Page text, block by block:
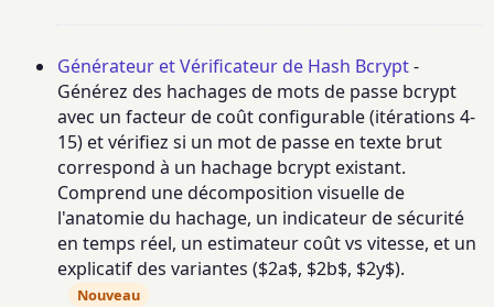
Générateur et Vérificateur de Hash Bcrypt-
Générez des hachages de mots de passe bcrypt
avec un facteur de coût configurable (itérations 4-
15) et vérifiez si un mot de passe en texte brut
correspond à un hachage bcrypt existant.
Comprend une décomposition visuelle de
l'anatomie du hachage, un indicateur de sécurité
en temps réel, un estimateur coût vs vitesse, et un
explicatif des variantes ($2a$, $2b$, $2y$).
Nouveau